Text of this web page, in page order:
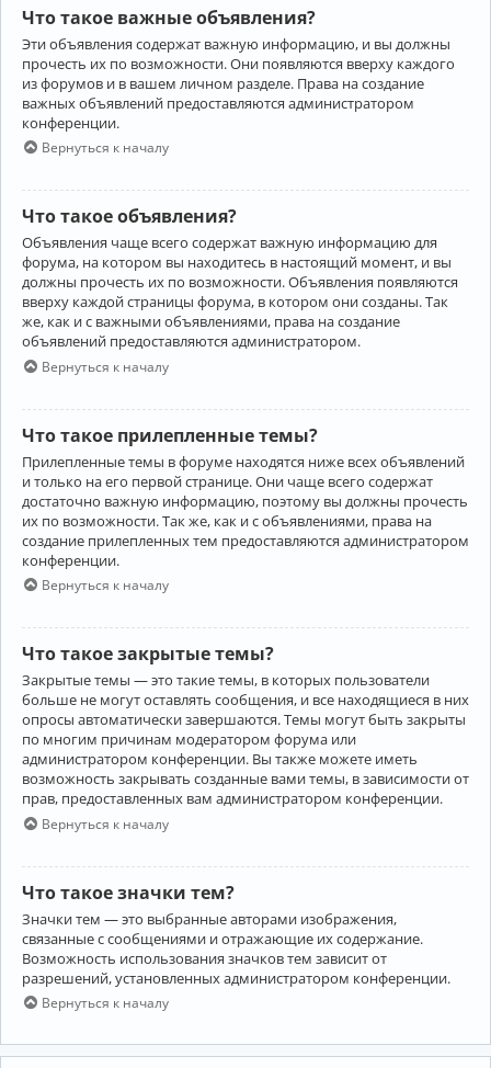
Что такое важные объявления?
Эти объявления содержат важную информацию, и вы должны
прочесть их по возможности. Они появляются вверху каждого
из форумов и в вашем личном разделе. Права на создание
важных объявлений предоставляются администратором
конференции.
Вернуться к началу
Что такое объявления?
Объявления чаще всего содержат важную информацию для
форума, на котором вы находитесь в настоящий момент, и вы
должны прочесть их по возможности. Объявления появляются
вверху каждой страницы форума, в котором они созданы. Так
же, как и с важными объявлениями, права на создание
объявлений предоставляются администратором.
Вернуться к началу
Что такое прилепленные темы?
Прилепленные темы в форуме находятся ниже всех объявлений
и только на его первой странице. Они чаще всего содержат
достаточно важную информацию, поэтому вы должны прочесть
их по возможности. Так же, как и с объявлениями, права на
создание прилепленных тем предоставляются администратором
конференции.
Вернуться к началу
Что такое закрытые темы?
Закрытые темы — это такие темы, в которых пользователи
больше не могут оставлять сообщения, и все находящиеся в них
опросы автоматически завершаются. Темы могут быть закрыты
по многим причинам модератором форума или
администратором конференции. Вы также можете иметь
возможность закрывать созданные вами темы, в зависимости от
прав, предоставленных вам администратором конференции.
Вернуться к началу
Что такое значки тем?
Значки тем — это выбранные авторами изображения,
связанные с сообщениями и отражающие их содержание.
Возможность использования значков тем зависит от
разрешений, установленных администратором конференции.
Вернуться к началу